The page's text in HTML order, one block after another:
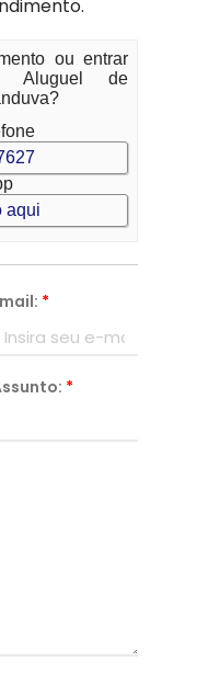
ou entrar
Aluguel de
aqui
*
*